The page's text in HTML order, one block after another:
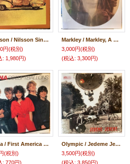
Nilsson / Nilsson Sings Newman
円(税別)
: 1,980円)
Markley / Markley, A Group
3,000円(税別)
(税込: 3,300円)
Nena / First America (99 Luftballons)
(税別)
: 770円)
Olympic / Jedeme Jedeme 3
3,500円(税別)
(税込: 3,850円)